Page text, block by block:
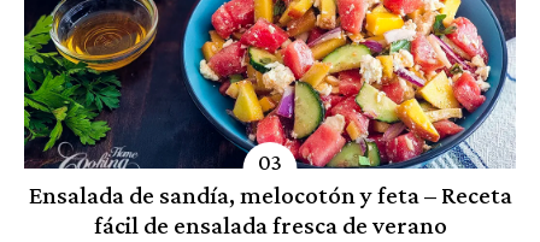
Ensalada de sandía, melocotón y feta – Receta
fácil de ensalada fresca de verano